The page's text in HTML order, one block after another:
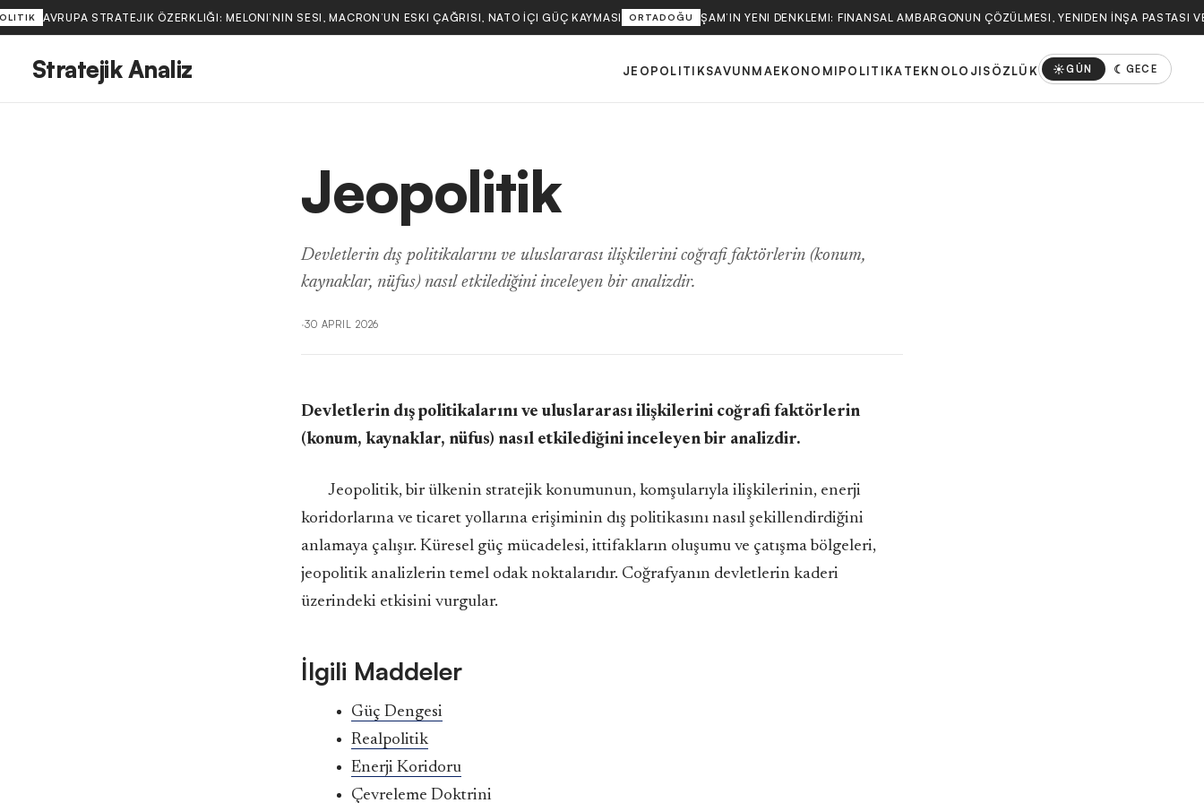
AVRUPA STRATEJIK ÖZERKLIĞI: MELONI’NIN SESI, MACRON’UN ESKI ÇAĞRISI, NATO İÇI GÜÇ KAYMASI ORTADOĞU ŞAM’IN YENI DENKLEMI: FINANSAL AMBARGONUN ÇÖZÜLMESI, YENIDEN İNŞA PASTASI
Stratejik Analiz JEOPOLITIKSAVUNMAEKONOMIPOLITIKATEKNOLOJISÖZLÜK ☀GÜN ☾ GECE
Jeopolitik
Devletlerin dış politikalarını ve uluslararası ilişkilerini coğrafi faktörlerin (konum,
kaynaklar, nüfus) nasıl etkilediğini inceleyen bir analizdir.
·30 APRIL 2026
Devletlerin dış politikalarını ve uluslararası ilişkilerini coğrafi faktörlerin
(konum, kaynaklar, nüfus) nasıl etkilediğini inceleyen bir analizdir.
Jeopolitik, bir ülkenin stratejik konumunun, komşularıyla ilişkilerinin, enerji
koridorlarına ve ticaret yollarına erişiminin dış politikasını nasıl şekillendirdiğini
anlamaya çalışır. Küresel güç mücadelesi, ittifakların oluşumu ve çatışma bölgeleri,
jeopolitik analizlerin temel odak noktalarıdır. Coğrafyanın devletlerin kaderi
üzerindeki etkisini vurgular.
İlgili Maddeler
Güç Dengesi
Realpolitik
Enerji Koridoru
Çevreleme Doktrini